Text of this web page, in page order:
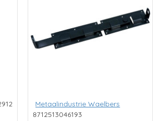
Metaalindustrie Waelbers
8712513046193